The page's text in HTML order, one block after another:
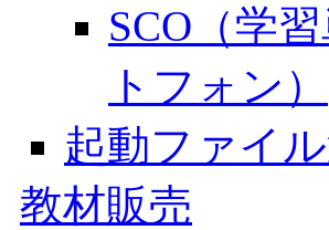
SCO（学
トフォン）
起動ファイ
教材販売